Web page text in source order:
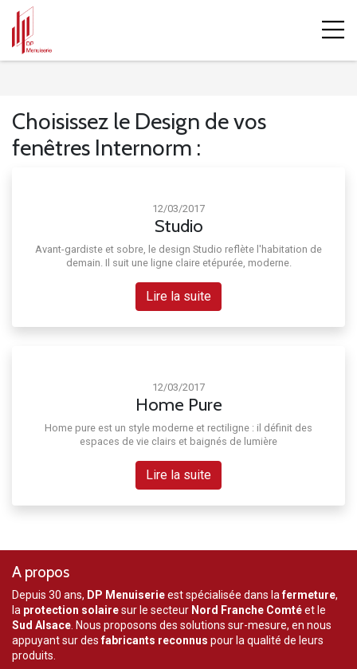
Choisissez le Design de vos
fenêtres Internorm :
12/03/2017
Studio
Avant-gardiste et sobre, le design Studio reflète l'habitation de
demain. Il suit une ligne claire etépurée, moderne.
Lire la suite
12/03/2017
Home Pure
Home pure est un style moderne et rectiligne : il définit des
espaces de vie clairs et baignés de lumière
Lire la suite
A propos
Depuis 30 ans, DP Menuiserieest spécialisée dans lafermeture,
la protection solairesur le secteur Nord Franche Comtéet le
Sud Alsace . Nous proposons des solutions sur-mesure, en nous
appuyant sur desfabricants reconnus pour la qualité de leurs
produits.